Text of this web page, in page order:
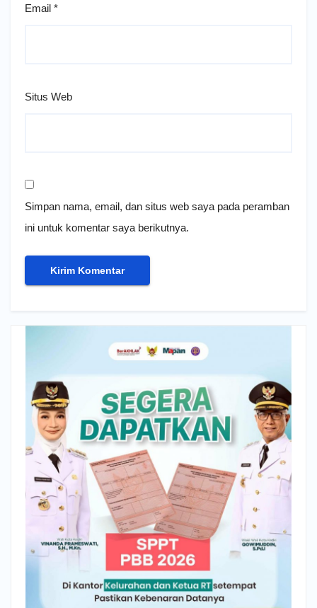
Email *
Situs Web
Simpan nama, email, dan situs web saya pada peramban
ini untuk komentar saya berikutnya.